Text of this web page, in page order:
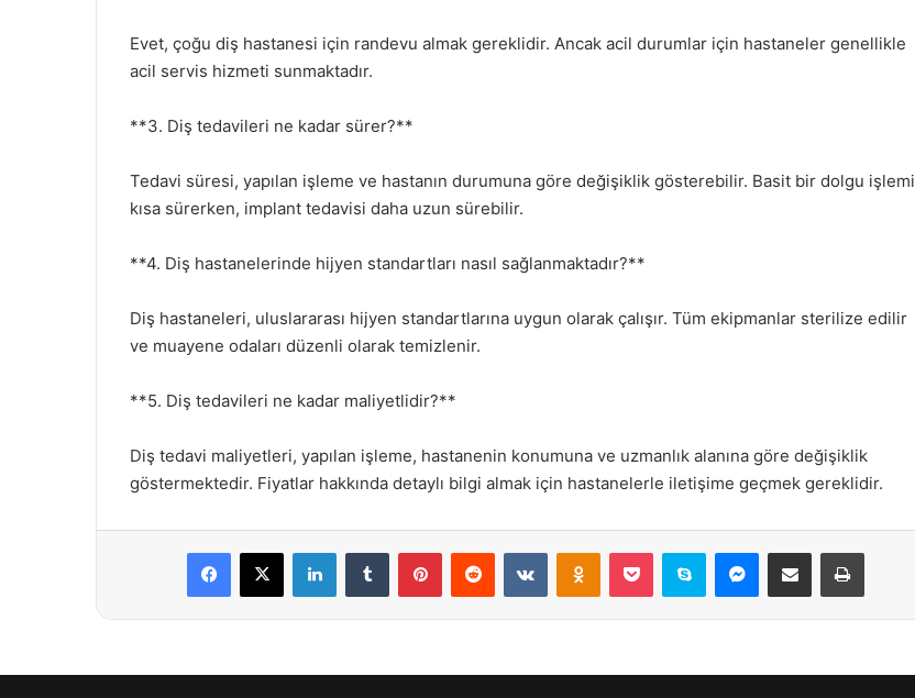
Evet, çoğu diş hastanesi için randevu almak gereklidir. Ancak acil durumlar için hastaneler genellikle
acil servis hizmeti sunmaktadır.
**3. Diş tedavileri ne kadar sürer?**
Tedavi süresi, yapılan işleme ve hastanın durumuna göre değişiklik gösterebilir. Basit bir dolgu işlemi
kısa sürerken, implant tedavisi daha uzun sürebilir.
**4. Diş hastanelerinde hijyen standartları nasıl sağlanmaktadır?**
Diş hastaneleri, uluslararası hijyen standartlarına uygun olarak çalışır. Tüm ekipmanlar sterilize edilir
ve muayene odaları düzenli olarak temizlenir.
**5. Diş tedavileri ne kadar maliyetlidir?**
Diş tedavi maliyetleri, yapılan işleme, hastanenin konumuna ve uzmanlık alanına göre değişiklik
göstermektedir. Fiyatlar hakkında detaylı bilgi almak için hastanelerle iletişime geçmek gereklidir.
Facebook
X LinkedInTumblr PinterestReddit VKontakteOdnoklassniki
Pocket Skype Messenger
E-Posta ile paylaş Yazdır